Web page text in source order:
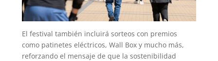
El festival también incluirá sorteos con premios
como patinetes eléctricos, Wall Box y mucho más,
reforzando el mensaje de que la sostenibilidad